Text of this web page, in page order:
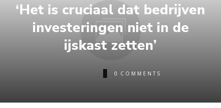
‘Het is cruciaal dat bedrijven
investeringen niet in de
ijskast zetten’
0 COMMENTS